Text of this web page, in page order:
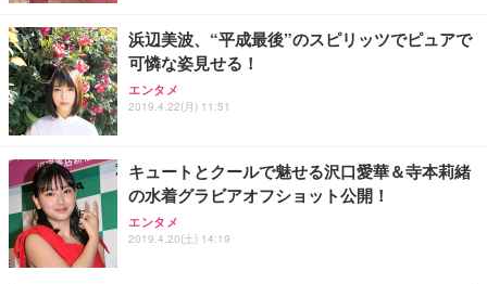
浜辺美波、“平成最後”のスピリッツでピュアで
可憐な姿見せる！
エンタメ
2019.4.22(月) 11:51
キュートとクールで魅せる沢口愛華＆寺本莉緒
の水着グラビアオフショット公開！
エンタメ
2019.4.20(土) 14:19